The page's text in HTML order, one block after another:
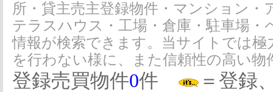
所・貸主売主登録物件・マンション・
テラスハウス・工場・倉庫・駐車場
情報が検索できます。当サイトでは
を行わない様に、また信頼性の高い
登録売買物件0件
＝登録